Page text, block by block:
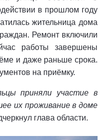
в прошлом году
жительница дома
Ремонт включили
работы завершены
и даже раньше срока.
на приёмку.
приняли участие в
их проживание в доме
глава области.